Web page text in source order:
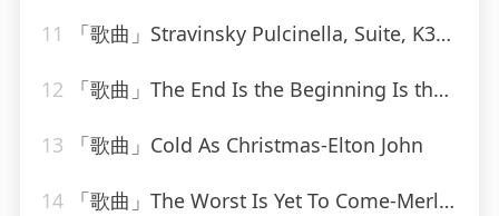
11 「歌曲」Stravinsky Pulcinella, Suite, K34 III. Scherzino – Allegro – Andantino
12 「歌曲」The End Is the Beginning Is the End-Graham Blvd
13 「歌曲」Cold As Christmas-Elton John
14 「歌曲」The Worst Is Yet To Come-Merle Haggard、The Strangers